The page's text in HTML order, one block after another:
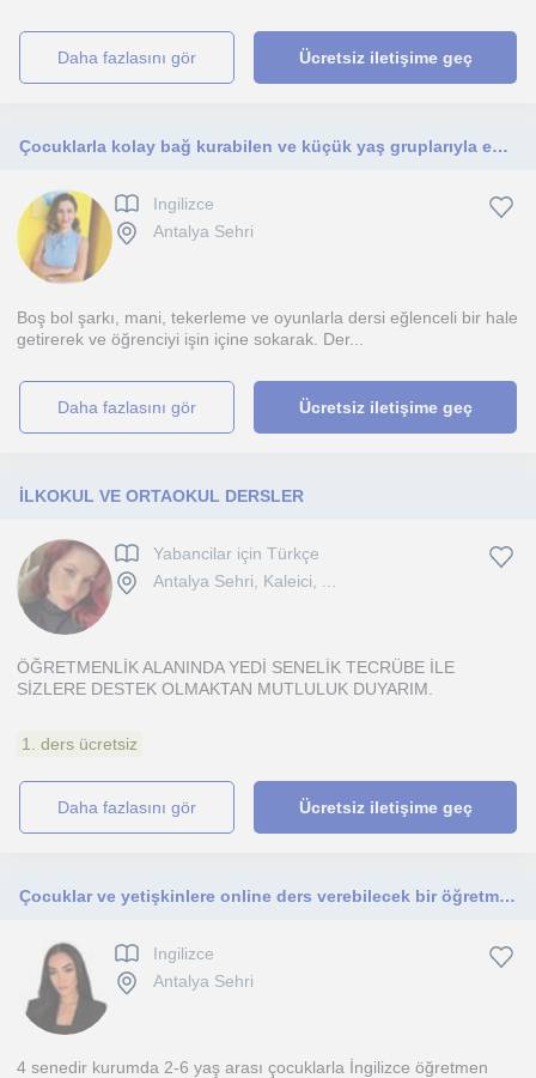
daha fazlasını gör Ücretsiz iletişime geç
Çocuklarla kolay bağ kurabilen ve küçük yaş gruplarıyla eğlenerek öğreten bir öğretmenim.
Ingilizce
Antalya Sehri
Boş bol şarkı, mani, tekerleme ve oyunlarla dersi eğlenceli bir hale
getirerek ve öğrenciyi işin içine sokarak. Der...
daha fazlasını gör Ücretsiz iletişime geç
İLKOKUL VE ORTAOKUL DERSLER
Yabancilar için Türkçe
Antalya Sehri, Kaleici, ...
ÖĞRETMENLİK ALANINDA YEDİ SENELİK TECRÜBE İLE
SİZLERE DESTEK OLMAKTAN MUTLULUK DUYARIM.
1. ders ücretsiz
daha fazlasını gör Ücretsiz iletişime geç
Çocuklar ve yetişkinlere online ders verebilecek bir öğretmen
Ingilizce
Antalya Sehri
4 senedir kurumda 2-6 yaş arası çocuklarla İngilizce öğretmen